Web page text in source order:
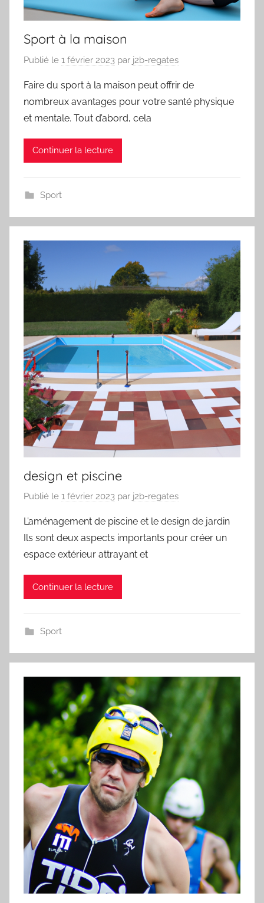
Sport à la maison
Publié le 1 février 2023 par j2b-regates
Faire du sport à la maison peut offrir de
nombreux avantages pour votre santé physique
et mentale. Tout d’abord, cela
Continuer la lecture
Sport
design et piscine
Publié le 1 février 2023 par j2b-regates
L’aménagement de piscine et le design de jardin
Ils sont deux aspects importants pour créer un
espace extérieur attrayant et
Continuer la lecture
Sport